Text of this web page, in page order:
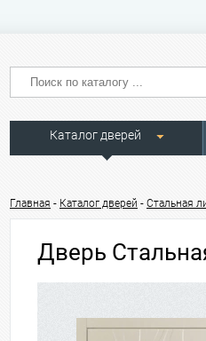
Каталог дверей
Главная - Каталог дверей - Стальная
Дверь